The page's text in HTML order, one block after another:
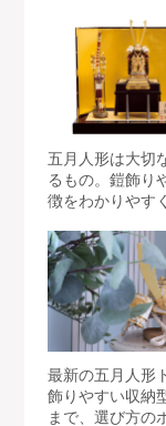
五月人形は大切
るもの。鎧飾り
徴をわかりやす
最新の五月人形
飾りやすい収納
まで、選び方の